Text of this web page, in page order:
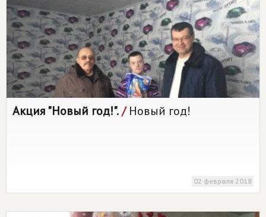
Акция "Новый год!"./Новый год!
02 февраля 2018